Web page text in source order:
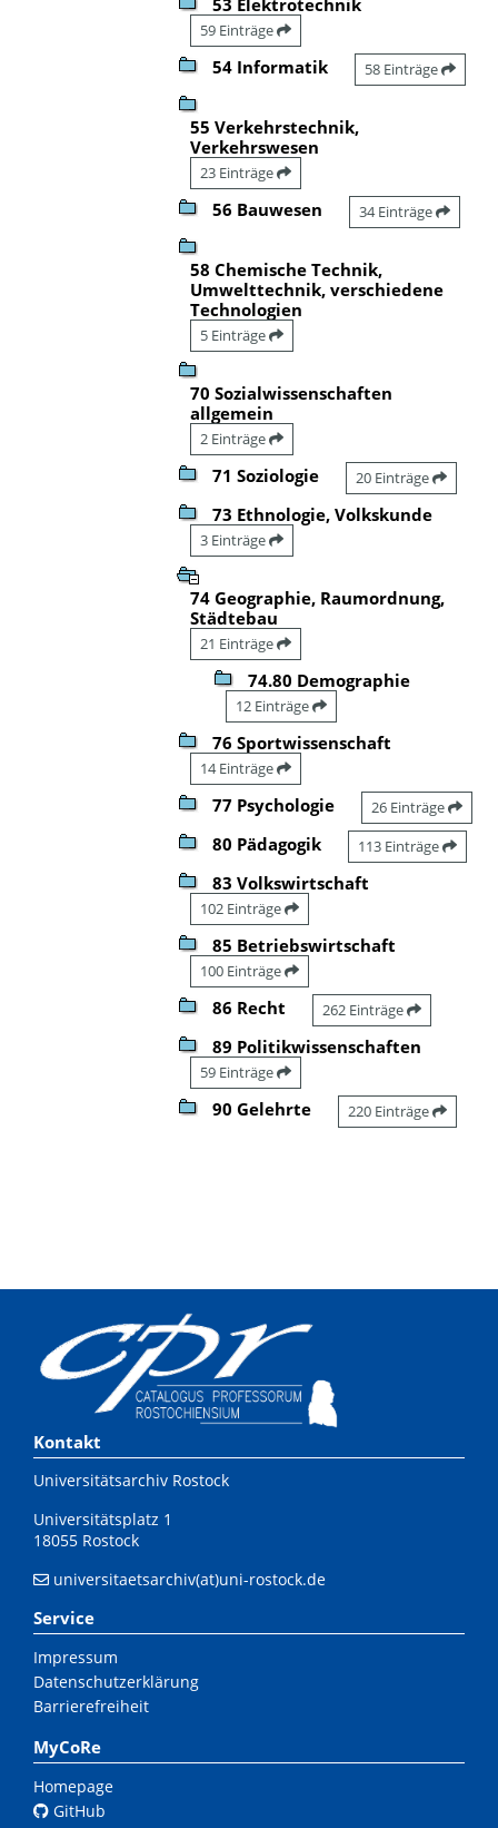
59 Einträge
54 Informatik 58 Einträge
55 Verkehrstechnik,
Verkehrswesen
23 Einträge
56 Bauwesen 34 Einträge
58 Chemische Technik,
Umwelttechnik, verschiedene
Technologien
5 Einträge
70 Sozialwissenschaften
allgemein
2 Einträge
71 Soziologie 20 Einträge
73 Ethnologie, Volkskunde
3 Einträge
74 Geographie, Raumordnung,
Städtebau
21 Einträge
74.80 Demographie
12 Einträge
76 Sportwissenschaft
14 Einträge
77 Psychologie 26 Einträge
80 Pädagogik 113 Einträge
83 Volkswirtschaft
102 Einträge
85 Betriebswirtschaft
100 Einträge
86 Recht 262 Einträge
89 Politikwissenschaften
59 Einträge
90 Gelehrte 220 Einträge
Kontakt
Universitätsarchiv Rostock
Universitätsplatz 1
18055 Rostock
universitaetsarchiv(at)uni-rostock.de
Service
Impressum
Datenschutzerklärung
Barrierefreiheit
MyCoRe
Homepage
GitHub